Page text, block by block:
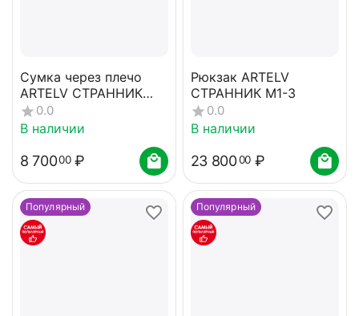
Сумка через плечо
ARTELV СТРАННИК
C2-1
0.0
В наличии
8 70000 ₽
Рюкзак ARTELV
СТРАННИК M1-3
0.0
В наличии
23 80000 ₽
Популярный Популярный